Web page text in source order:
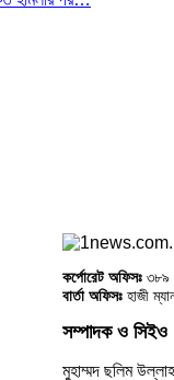
কর্পোরেট অফিসঃ৩৮৯
বার্তা অফিসঃ হাজী
সম্পাদক ও সিইও
মুহাম্মদ ছলিম